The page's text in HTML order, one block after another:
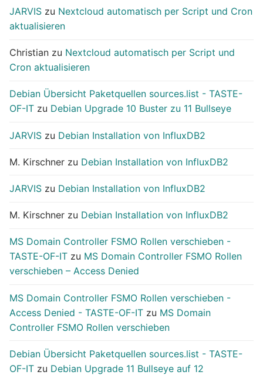
JARVIS zu Nextcloud automatisch per Script und Cron
aktualisieren
Christian zu Nextcloud automatisch per Script und
Cron aktualisieren
Debian Übersicht Paketquellen sources.list - TASTE-
OF-IT zu Debian Upgrade 10 Buster zu 11 Bullseye
JARVIS zu Debian Installation von InfluxDB2
M. Kirschner zu Debian Installation von InfluxDB2
JARVIS zu Debian Installation von InfluxDB2
M. Kirschner zu Debian Installation von InfluxDB2
MS Domain Controller FSMO Rollen verschieben -
TASTE-OF-IT zu MS Domain Controller FSMO Rollen
verschieben – Access Denied
MS Domain Controller FSMO Rollen verschieben -
Access Denied - TASTE-OF-IT zu MS Domain
Controller FSMO Rollen verschieben
Debian Übersicht Paketquellen sources.list - TASTE-
OF-IT zu Debian Upgrade 11 Bullseye auf 12